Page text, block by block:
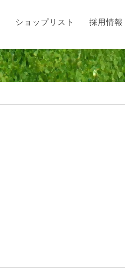
ショップリスト 採用情報